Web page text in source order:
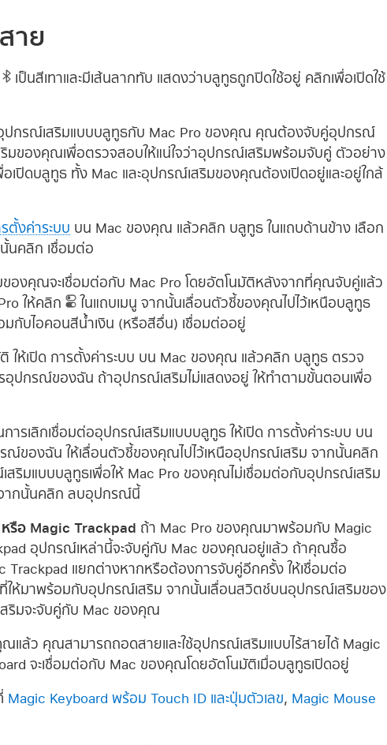
าย
เป็นสีเทาและมีเส้นลากทับ แสดงว่าบลูทูธถูกปิดใช้อยู่ คลิกเพื่อเปิดใช้
ปกรณ์เสริมแบบบลูทูธกับ Mac Pro ของคุณ คุณต้องจับคู่อุปกรณ์
มของคุณเพื่อตรวจสอบให้แน่ใจว่าอุปกรณ์เสริมพร้อมจับคู่ ตัวอย่าง
ปิดบลูทูธ ทั้ง Mac และอุปกรณ์เสริมของคุณต้องเปิดอยู่และอยู่ใกล้
ตั้งค่าระบบ บน Mac ของคุณ แล้วคลิก บลูทูธ ในแถบด้านข้าง เลือก
นคลิก เชื่อมต่อ
องคุณจะเชื่อมต่อกับ Mac Pro โดยอัตโนมัติหลังจากที่คุณจับคู่แล้ว
ให้คลิก
ในแถบเมนู จากนั้นเลื่อนตัวชี้ของคุณไปไว้เหนือบลูทูธ
กับไอคอนสีน้ำเงิน (หรือสีอื่น) เชื่อมต่ออยู่
ให้เปิด การตั้งค่าระบบ บน Mac ของคุณ แล้วคลิก บลูทูธ ตรวจ
อุปกรณ์ของฉัน ถ้าอุปกรณ์เสริมไม่แสดงอยู่ ให้ทำตามขั้นตอนเพื่อ
การเลิกเชื่อมต่ออุปกรณ์เสริมแบบบลูทูธ ให้เปิด การตั้งค่าระบบ บน
ของฉัน ให้เลื่อนตัวชี้ของคุณไปไว้เหนืออุปกรณ์เสริม จากนั้นคลิก
สริมแบบบลูทูธเพื่อให้ Mac Pro ของคุณไม่เชื่อมต่อกับอุปกรณ์เสริม
ากนั้นคลิก ลบอุปกรณ์นี้
รือ Magic Trackpad ถ้า Mac Pro ของคุณมาพร้อมกับ Magic
อุปกรณ์เหล่านี้จะจับคู่กับ Mac ของคุณอยู่แล้ว ถ้าคุณซื้อ
Trackpad แยกต่างหากหรือต้องการจับคู่อีกครั้ง ให้เชื่อมต่อ
ให้มาพร้อมกับอุปกรณ์เสริม จากนั้นเลื่อนสวิตช์บนอุปกรณ์เสริมของ
สริมจะจับคู่กับ Mac ของคุณ
ล้ว คุณสามารถถอดสายและใช้อุปกรณ์เสริมแบบไร้สายได้ Magic
จะเชื่อมต่อกับ Mac ของคุณโดยอัตโนมัติเมื่อบลูทูธเปิดอยู่
Magic Keyboard พร้อม Touch ID และปุ่มตัวเลข
Magic Mouse